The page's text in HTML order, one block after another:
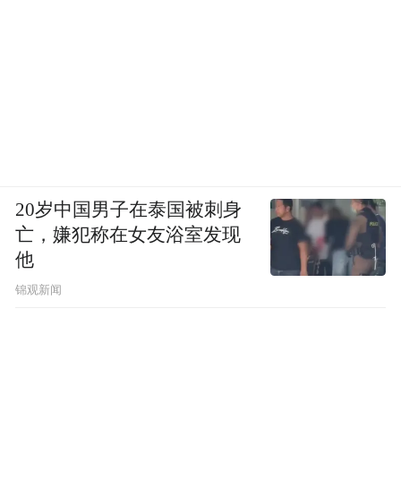
20岁中国男子在泰国被刺身
亡，嫌犯称在女友浴室发现
他
锦观新闻